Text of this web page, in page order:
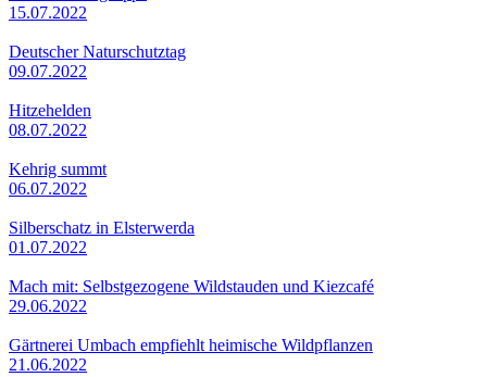
15.07.2022
Deutscher Naturschutztag
09.07.2022
Hitzehelden
08.07.2022
Kehrig summt
06.07.2022
Silberschatz in Elsterwerda
01.07.2022
Mach mit: Selbstgezogene Wildstauden und Kiezcafé
29.06.2022
Gärtnerei Umbach empfiehlt heimische Wildpflanzen
21.06.2022